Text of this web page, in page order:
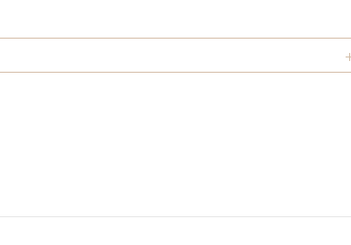
도음식으로 직장인들의 사랑
호수공원 건너편에 있는 일식집